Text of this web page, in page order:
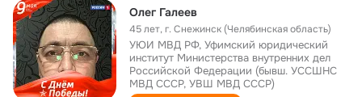
Олег Галеев
45 лет,г. Снежинск (Челябинская область)
УЮИ МВД РФ, Уфимский юридический
институт Министерства внутренних дел
Российской Федерации (бывш. УССШНС
МВД СССР, УВШ МВД СССР)